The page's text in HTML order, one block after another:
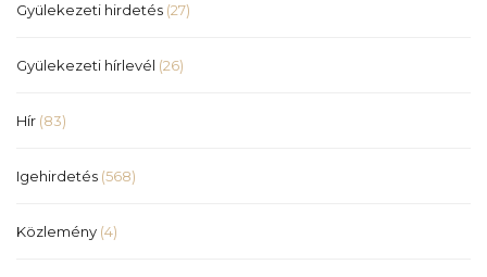
Gyülekezeti hirdetés (27)
Gyülekezeti hírlevél (26)
Hír (83)
Igehirdetés (568)
Közlemény (4)